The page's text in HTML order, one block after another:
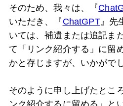
そのため、我々は、『
いただき、『 ChatGPT』先
いては、補遺または追記ま
て「リンク紹介する」に留
かと存じますが、いかがで
そのように申し上げたとこ
ンク紹介するに留める」と